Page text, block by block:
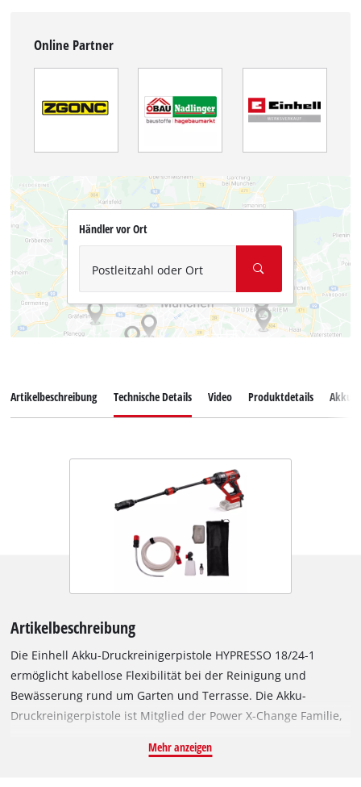
Online Partner
Händler vor Ort
Postleitzahl oder Ort
Artikelbeschreibung Technische Details Video Produktdetails
Artikelbeschreibung
Die Einhell Akku-Druckreinigerpistole HYPRESSO 18/24-1
ermöglicht kabellose Flexibilität bei der Reinigung und
Bewässerung rund um Garten und Terrasse. Die Akku-
Druckreinigerpistole ist Mitglied der Power X-Change Familie,
miteinander kombiniert werden können. Der Akku-
Mehr anzeigen